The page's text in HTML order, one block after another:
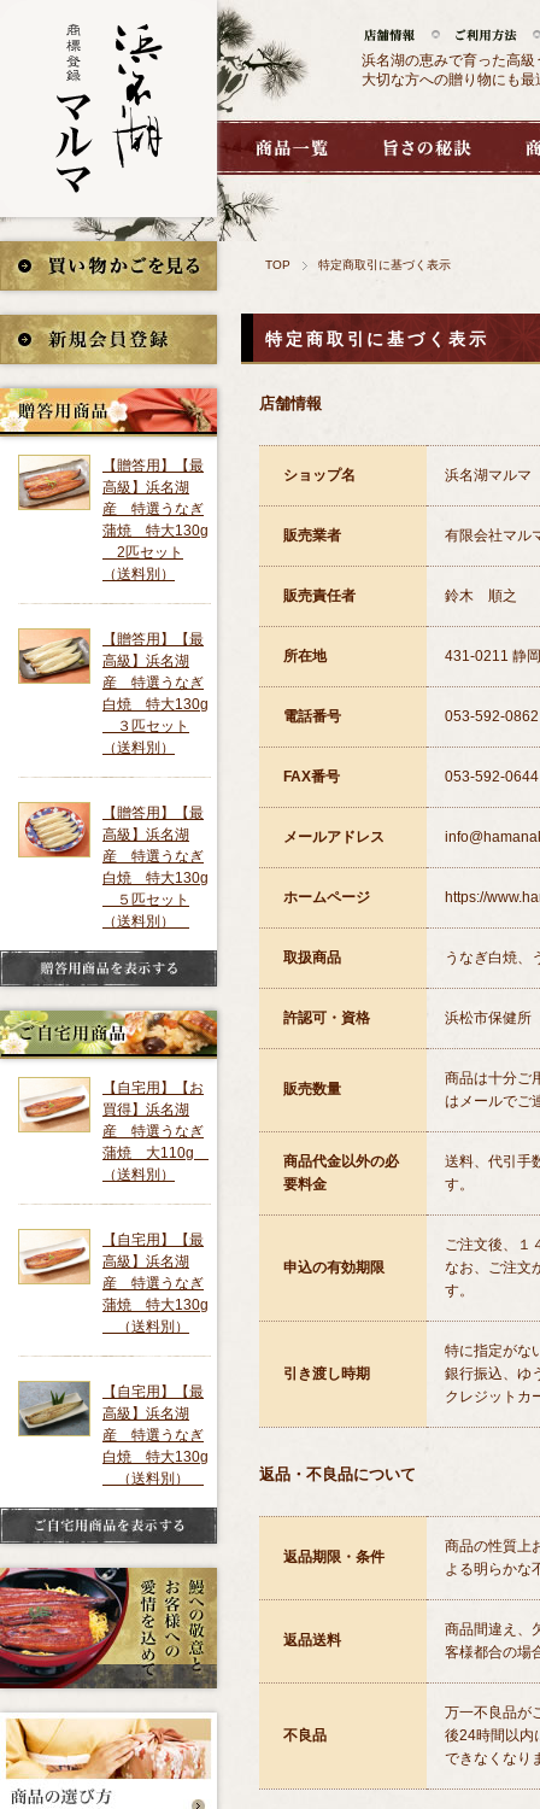
浜名湖の恵みで育った高
大切な方への贈り物にも
TOP 特定商取引に基づく表示
特定商取引に基づく表示
店舗情報
ショップ名 浜名湖マルマ
販売業者 有限会社マル
販売責任者 鈴木 順之
所在地 431-0211 静
電話番号 053-592-0862
FAX番号 053-592-0644
メールアドレス
ホームページ https://
取扱商品 うなぎ白焼、
許認可・資格 浜松市保健
販売数量
商品は十分ご
はメールでご
商品代金以外の必
要料金
送料、代引手
す。
申込の有効期限
ご注文後、１
なお、ご注文
す。
引き渡し時期
特に指定がな
銀行振込、ゆ
クレジットカ
返品・不良品について
返品期限・条件
商品の性質上
よる明らかな
返品送料
商品間違え、
客様都合の場
不良品
万一不良品が
後24時間以内
できなくなり
【贈答用】【最
高級】浜名湖
産 特選うなぎ
蒲焼 特大130g
2匹セット
（送料別）
【贈答用】【最
高級】浜名湖
産 特選うなぎ
白焼 特大130g
３匹セット
（送料別）
【贈答用】【最
高級】浜名湖
産 特選うなぎ
白焼 特大130g
５匹セット
（送料別）
【自宅用】【お
買得】浜名湖
産 特選うなぎ
蒲焼 大110g
（送料別）
【自宅用】【最
高級】浜名湖
産 特選うなぎ
蒲焼 特大130g
（送料別）
【自宅用】【最
高級】浜名湖
産 特選うなぎ
白焼 特大130g
（送料別）